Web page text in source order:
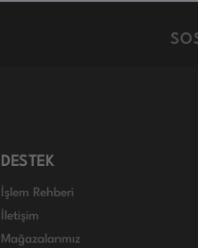
DESTEK
İşlem Rehberi
İletişim
Mağazalarımız